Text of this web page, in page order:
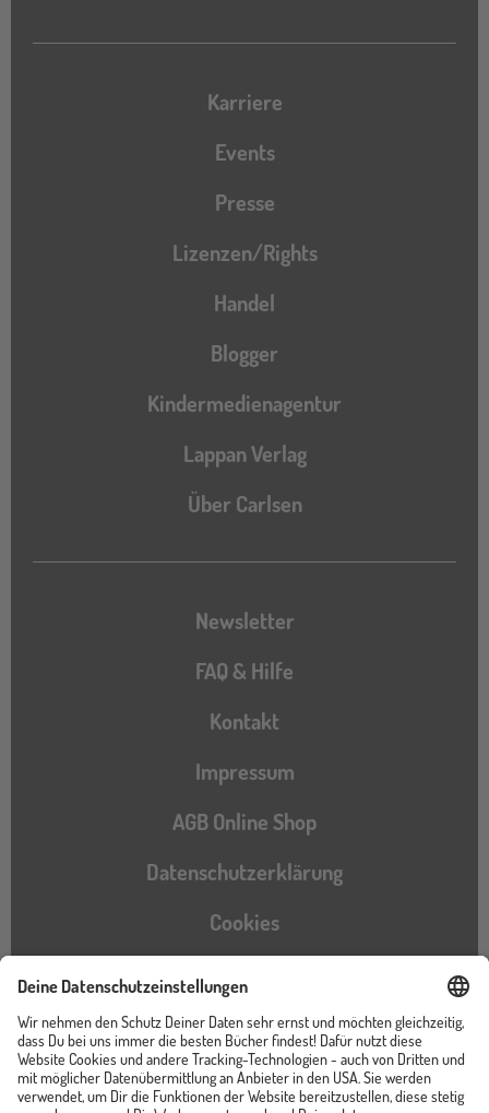
Karriere
Events
Presse
Lizenzen/Rights
Handel
Blogger
Kindermedienagentur
Lappan Verlag
Über Carlsen
Newsletter
FAQ & Hilfe
Kontakt
Impressum
AGB Online Shop
Datenschutzerklärung
Cookies
Barrierefreiheitserklärung
Instagram
TikTokPinterestYouTubeFacebook